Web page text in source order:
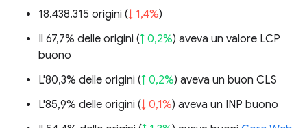
18.438.315 origini (↓ 1,4%)
Il 67,7% delle origini (↑ 0,2%) aveva un valore LCP
buono
L'80,3% delle origini (↑ 0,2%) aveva un buon CLS
L'85,9% delle origini (↓ 0,1%) aveva un INP buono